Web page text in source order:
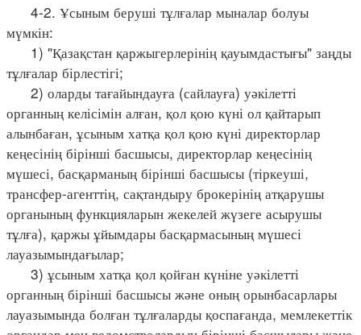
4-2. Ұсыным беруші тұлғалар мыналар болуы
мүмкін:
1) "Қазақстан қаржыгерлерінің қауымдастығы" заңды
тұлғалар бірлестігі;
2) оларды тағайындауға (сайлауға) уәкілетті
органның келісімін алған, қол қою күні ол қайтарып
алынбаған, ұсыным хатқа қол қою күні директорлар
кеңесінің бірінші басшысы, директорлар кеңесінің
мүшесі, басқарманың бірінші басшысы (тіркеуші,
трансфер-агенттің, сақтандыру брокерінің атқарушы
органының функцияларын жекелей жүзеге асырушы
тұлға), қаржы ұйымдары басқармасының мүшесі
лауазымындағылар;
3) ұсыным хатқа қол қойған күніне уәкілетті
органның бірінші басшысы және оның орынбасарлары
лауазымында болған тұлғаларды қоспағанда, мемлекеттік